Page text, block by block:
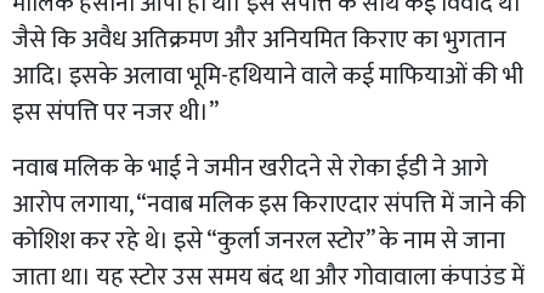
जैसे कि अवैध अतिक्रमण और अनियमित किराए का भुगतान
आदि। इसके अलावा भूमि-हथियाने वाले कई माफियाओं की भी
इस संपत्ति पर नजर थी।”
नवाब मलिक के भाई ने जमीन खरीदने से रोका ईडी ने आगे
आरोप लगाया, “नवाब मलिक इस किराएदार संपत्ति में जाने की
कोशिश कर रहे थे। इसे “कुर्ला जनरल स्टोर” के नाम से जाना
जाता था। यह स्टोर उस समय बंद था और गोवावाला कंपाउंड में